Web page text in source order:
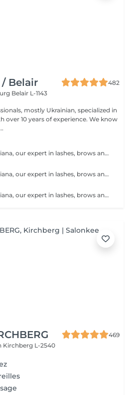
/ Belair
482
Belair L-1143
mostly Ukrainian, specialized in
10 years of experience. We know
Service performed by Diana, our expert in lashes, brows and hair removal, with over 10 years of experience, ensuring precision and high-quality results.
Service performed by Diana, our expert in lashes, brows and hair removal, with over 10 years of experience, ensuring precision and high-quality results.
Service performed by Diana, our expert in lashes, brows and hair removal, with over 10 years of experience, ensuring precision and high-quality results.
469
Kirchberg L-2540